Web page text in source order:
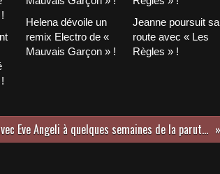
Helena dévoile un
remix Electro de «
Mauvais Garçon » !
Jeanne poursuit sa
route avec « Les
Règles » !
Rencontre avec Eve Angeli à quelques semaines de la parution de son nouvel album et de son concert au Théâtre des Etoiles !